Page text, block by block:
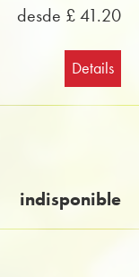
desde £ 41.20
Details
indisponible